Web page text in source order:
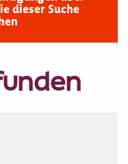
dieser Suche